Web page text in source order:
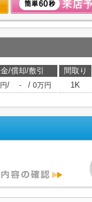
/償却/敷引 間取り
/ - / 0万円 1K